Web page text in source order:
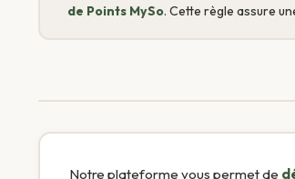
de Points MySo. Cette règle assure
Notre plateforme vous permet de